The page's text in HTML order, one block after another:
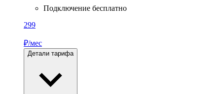
Подключение бесплатно
299
₽/мес
Детали тарифа